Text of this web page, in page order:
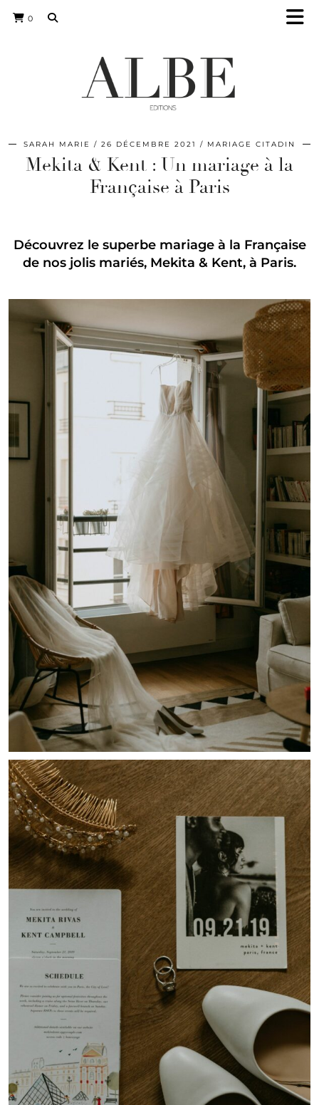
0
SARAH MARIE 26 DÉCEMBRE 2021 MARIAGE CITADIN
Mekita & Kent : Un mariage à la
Française à Paris
Découvrez le superbe mariage à la Française
de nos jolis mariés, Mekita & Kent, à Paris.